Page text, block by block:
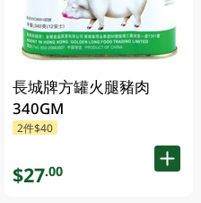
長城牌方罐火腿豬肉
340GM
2件$40
$27.00